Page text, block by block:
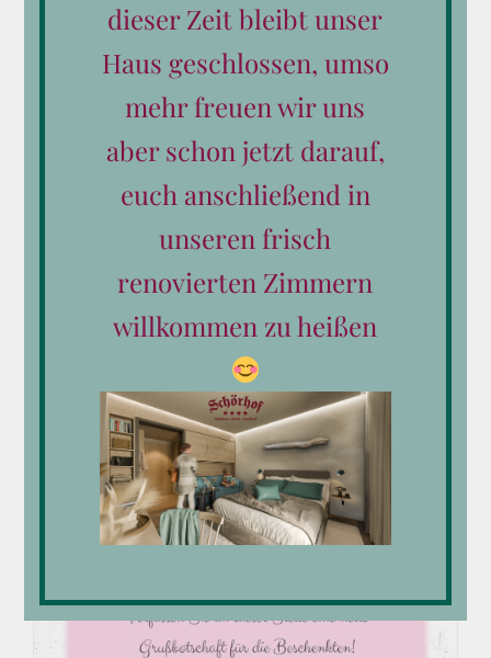
dieser Zeit bleibt unser
Haus geschlossen, umso
mehr freuen wir uns
aber schon jetzt darauf,
euch anschließend in
unseren frisch
renovierten Zimmern
willkommen zu heißen